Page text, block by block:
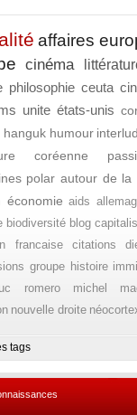
affaires
cinéma
philosophie ceuta
unite états-unis
hanguk humour
coréenne
polar autour de la
économie aids
biodiversité blog
francaise
citations
groupe histoire
romero michel
nouvelle droite
tags